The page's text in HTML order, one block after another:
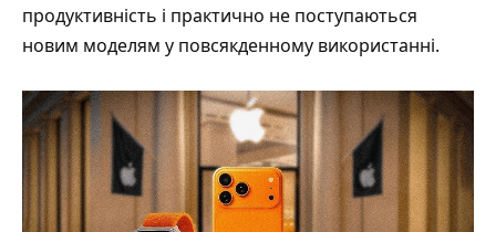
продуктивність і практично не поступаються
новим моделям у повсякденному використанні.